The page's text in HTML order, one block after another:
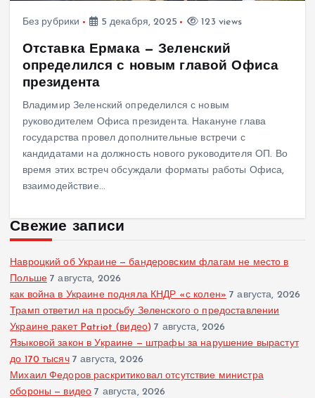
Без рубрики 5 декабря, 2025 123 views
Отставка Ермака — Зеленский
определился с новым главой Офиса
президента
Владимир Зеленский определился с новым
руководителем Офиса президента. Накануне глава
государства провел дополнительные встречи с
кандидатами на должность нового руководителя ОП. Во
время этих встреч обсуждали форматы работы Офиса,
взаимодействие…
Свежие записи
Навроцкий об Украине — бандеровским флагам не место в
Польше 7 августа, 2026
как война в Украине подняла КНДР «с колен» 7 августа, 2026
Трамп ответил на просьбу Зеленского о предоставлении
Украине ракет Patriot (видео) 7 августа, 2026
Языковой закон в Украине — штрафы за нарушение вырастут
до 170 тысяч 7 августа, 2026
Михаил Федоров раскритиковал отсутствие министра
обороны — видео 7 августа, 2026